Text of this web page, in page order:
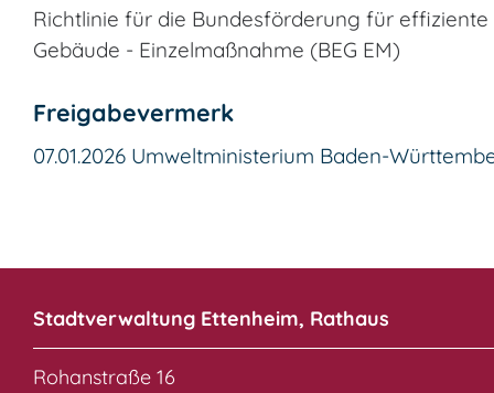
Richtlinie für die Bundesförderung für effiziente
Gebäude - Einzelmaßnahme (BEG EM)
Freigabevermerk
07.01.2026 Umweltministerium Baden-
Stadtverwaltung Ettenheim, Rathaus
Rohanstraße 16